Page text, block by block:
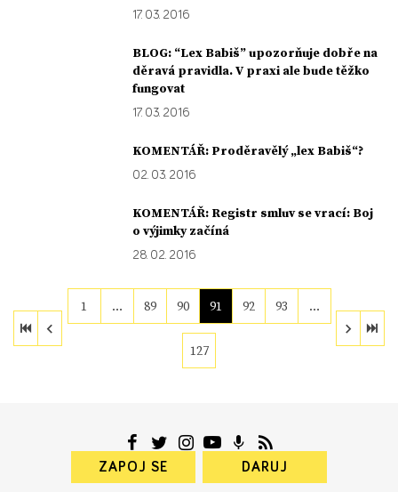
17. 03. 2016
BLOG: “Lex Babiš” upozorňuje dobře na
děravá pravidla. V praxi ale bude těžko
fungovat
17. 03. 2016
KOMENTÁŘ: Proděravělý „lex Babiš“?
02. 03. 2016
KOMENTÁŘ: Registr smluv se vrací: Boj
o výjimky začíná
28. 02. 2016
1 … 89 90 91 92 93 …
127
ZAPOJ SE DARUJ